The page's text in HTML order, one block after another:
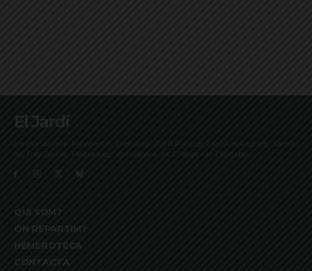
El Jardí
La Bonanova, Monterols, Galvany, Turó Parc, el Farró, el Putxet, Sarrià,
les Tres Torres, Pedralbes, Vallvidrera, les Planes i el Tibidabo
QUI SOM?
ON REPARTIM?
HEMEROTECA
CONTACTA